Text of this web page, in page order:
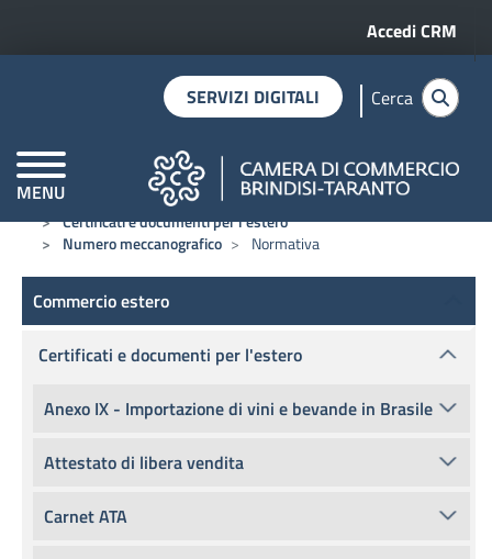
Menu
Accedi CRM
MENU
CAMERE DI COMMERCIO D'ITALIA
SERVIZI DIGITALI Cerca
Home
Commercio estero
Certificati e documenti per l'estero
Numero meccanografico
Normativa
Commercio estero
Commercio estero
Certificati e documenti per l'estero
Anexo IX - Importazione di vini e bevande in Brasile
Attestato di libera vendita
Carnet ATA